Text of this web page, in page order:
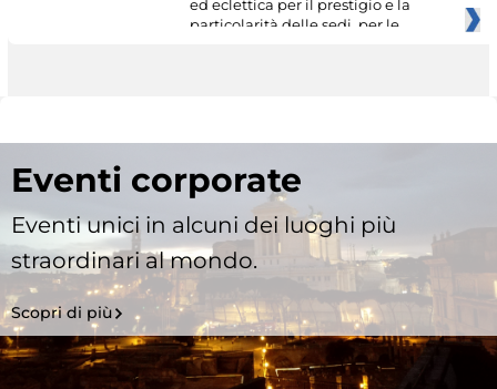
ed eclettica per il prestigio e la
particolarità delle sedi, per le
Eventi corporate
Eventi unici in alcuni dei luoghi più
straordinari al mondo.
Scopri di più